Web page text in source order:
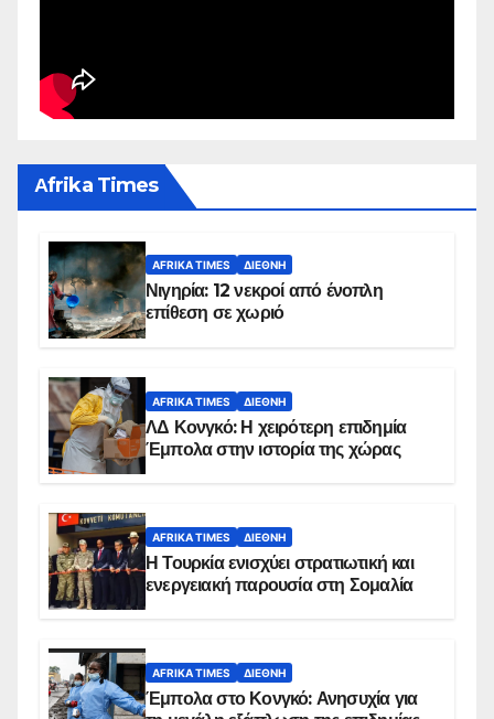
Αfrika Times
AFRIKA TIMES ΔΙΕΘΝΉ
Νιγηρία: 12 νεκροί από ένοπλη
επίθεση σε χωριό
AFRIKA TIMES ΔΙΕΘΝΉ
ΛΔ Κονγκό: Η χειρότερη επιδημία
Έμπολα στην ιστορία της χώρας
AFRIKA TIMES ΔΙΕΘΝΉ
Η Τουρκία ενισχύει στρατιωτική και
ενεργειακή παρουσία στη Σομαλία
AFRIKA TIMES ΔΙΕΘΝΉ
Έμπολα στο Κονγκό: Ανησυχία για